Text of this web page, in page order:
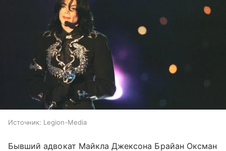
Источник: Legion-Media
Бывший адвокат Майкла Джексона Брайан Оксман